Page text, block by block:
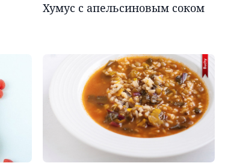
Хумус с апельсиновым соком